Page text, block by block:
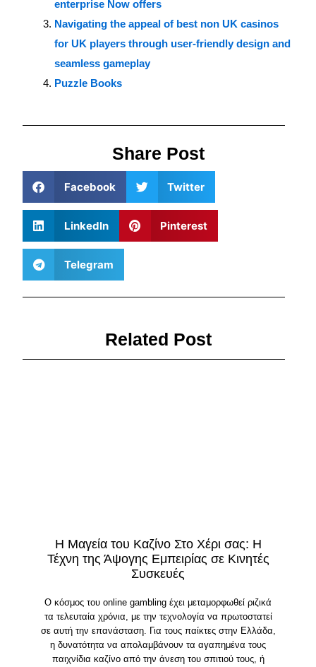
enterprise Now offers
Navigating the appeal of best non UK casinos
for UK players through user-friendly design and
seamless gameplay
Puzzle Books
Share Post
Facebook Twitter
LinkedIn Pinterest
Telegram
Related Post
Η Μαγεία του Καζίνο Στο Χέρι σας: Η
Τέχνη της Άψογης Εμπειρίας σε Κινητές
Συσκευές
Ο κόσμος του online gambling έχει μεταμορφωθεί ριζικά
τα τελευταία χρόνια, με την τεχνολογία να πρωτοστατεί
σε αυτή την επανάσταση. Για τους παίκτες στην Ελλάδα,
η δυνατότητα να απολαμβάνουν τα αγαπημένα τους
παιχνίδια καζίνο από την άνεση του σπιτιού τους, ή